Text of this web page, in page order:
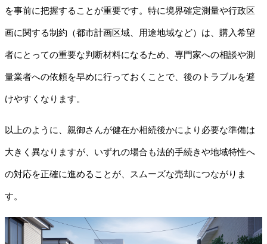
を事前に把握することが重要です。特に境界確定測量や行政区
画に関する制約（都市計画区域、用途地域など）は、購入希望
者にとっての重要な判断材料になるため、専門家への相談や測
量業者への依頼を早めに行っておくことで、後のトラブルを避
けやすくなります。
以上のように、親御さんが健在か相続後かにより必要な準備は
大きく異なりますが、いずれの場合も法的手続きや地域特性へ
の対応を正確に進めることが、スムーズな売却につながりま
す。